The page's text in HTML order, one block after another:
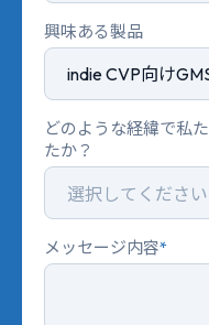
興味ある製品
どのような経緯で私
たか？
メッセージ内容*